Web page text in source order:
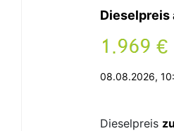
Dieselpreis
. €
08.08.2026,
Dieselpreis